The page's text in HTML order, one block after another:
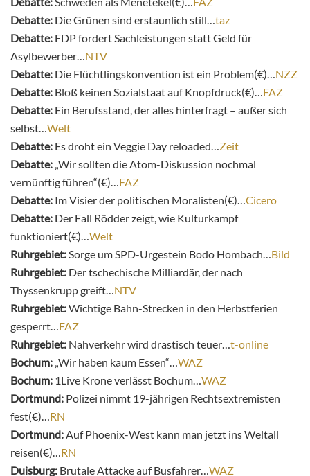
Debatte: Die Grünen sind erstaunlich still…taz
Debatte: FDP fordert Sachleistungen statt Geld für
Asylbewerber…NTV
Debatte: Die Flüchtlingskonvention ist ein Problem(€)…NZZ
Debatte: Bloß keinen Sozialstaat auf Knopfdruck(€)…FAZ
Debatte: Ein Berufsstand, der alles hinterfragt – außer sich
selbst…Welt
Debatte: Es droht ein Veggie Day reloaded…Zeit
Debatte: „Wir sollten die Atom-Diskussion nochmal
vernünftig führen“(€)…FAZ
Debatte: Im Visier der politischen Moralisten(€)…Cicero
Debatte: Der Fall Rödder zeigt, wie Kulturkampf
funktioniert(€)…Welt
Ruhrgebiet:Sorge um SPD-Urgestein Bodo Hombach…Bild
Ruhrgebiet: Der tschechische Milliardär, der nach
Thyssenkrupp greift…NTV
Ruhrgebiet:Wichtige Bahn-Strecken in den Herbstferien
gesperrt…FAZ
Ruhrgebiet: Nahverkehr wird drastisch teuer…t-online
Bochum: „Wir haben kaum Essen“…WAZ
Bochum: 1Live Krone verlässt Bochum…WAZ
Dortmund: Polizei nimmt 19-jährigen Rechtsextremisten
fest(€)…RN
Dortmund:Auf Phoenix-West kann man jetzt ins Weltall
reisen(€)…RN
Duisburg: Brutale Attacke auf Busfahrer…WAZ